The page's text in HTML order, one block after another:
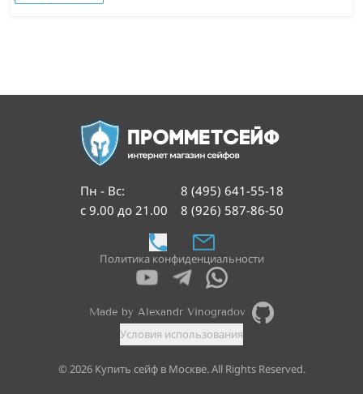
Пн - Вс:
с 9.00 до 21.00
8 (495) 641-55-18
8 (926) 587-86-50
Политика конфиденциальности
Условия использования
© 2026Купить сейф в Москве. All Rights Reserved.
Made by Alexandr Vinogradov